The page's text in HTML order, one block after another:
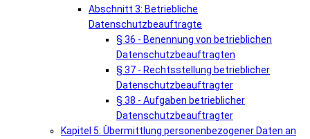
Abschnitt 3: Betriebliche
Datenschutzbeauftragte
§ 36 - Benennung von betrieblichen
Datenschutzbeauftragten
§ 37 - Rechtsstellung betrieblicher
Datenschutzbeauftragter
§ 38 - Aufgaben betrieblicher
Datenschutzbeauftragter
Kapitel 5: Übermittlung personenbezogener Daten an